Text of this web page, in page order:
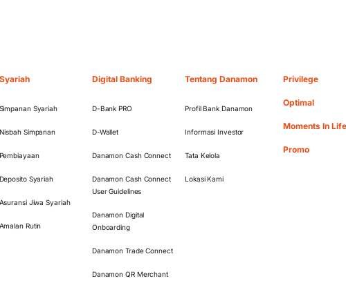
Syariah
Simpanan Syariah
Nisbah Simpanan
Pembiayaan
Deposito Syariah
Asuransi Jiwa Syariah
Amalan Rutin
Digital Banking
D-Bank PRO
D-Wallet
Danamon Cash Connect
Danamon Cash Connect
User Guidelines
Danamon Digital
Onboarding
Danamon Trade Connect
Danamon QR Merchant
Tentang Danamon
Profil Bank Danamon
Informasi Investor
Tata Kelola
Lokasi Kami
Privilege
Optimal
Moments In Life
Promo